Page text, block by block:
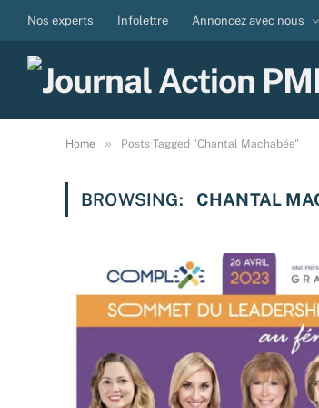
Nos experts Infolettre Annoncez avec nous
Home » Posts Tagged "Chantal Machabée"
BROWSING: CHANTAL